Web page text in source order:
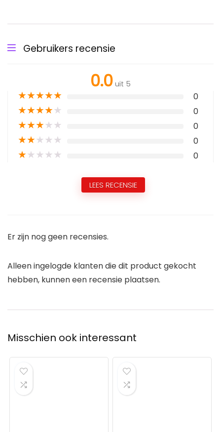
Gebruikers recensie
0.0 uit 5
★★★★★ 0
★★★★★ 0
★★★★★ 0
★★★★★ 0
★★★★★ 0
LEES RECENSIE
Er zijn nog geen recensies.
Alleen ingelogde klanten die dit product gekocht
hebben, kunnen een recensie plaatsen.
Misschien ook interessant